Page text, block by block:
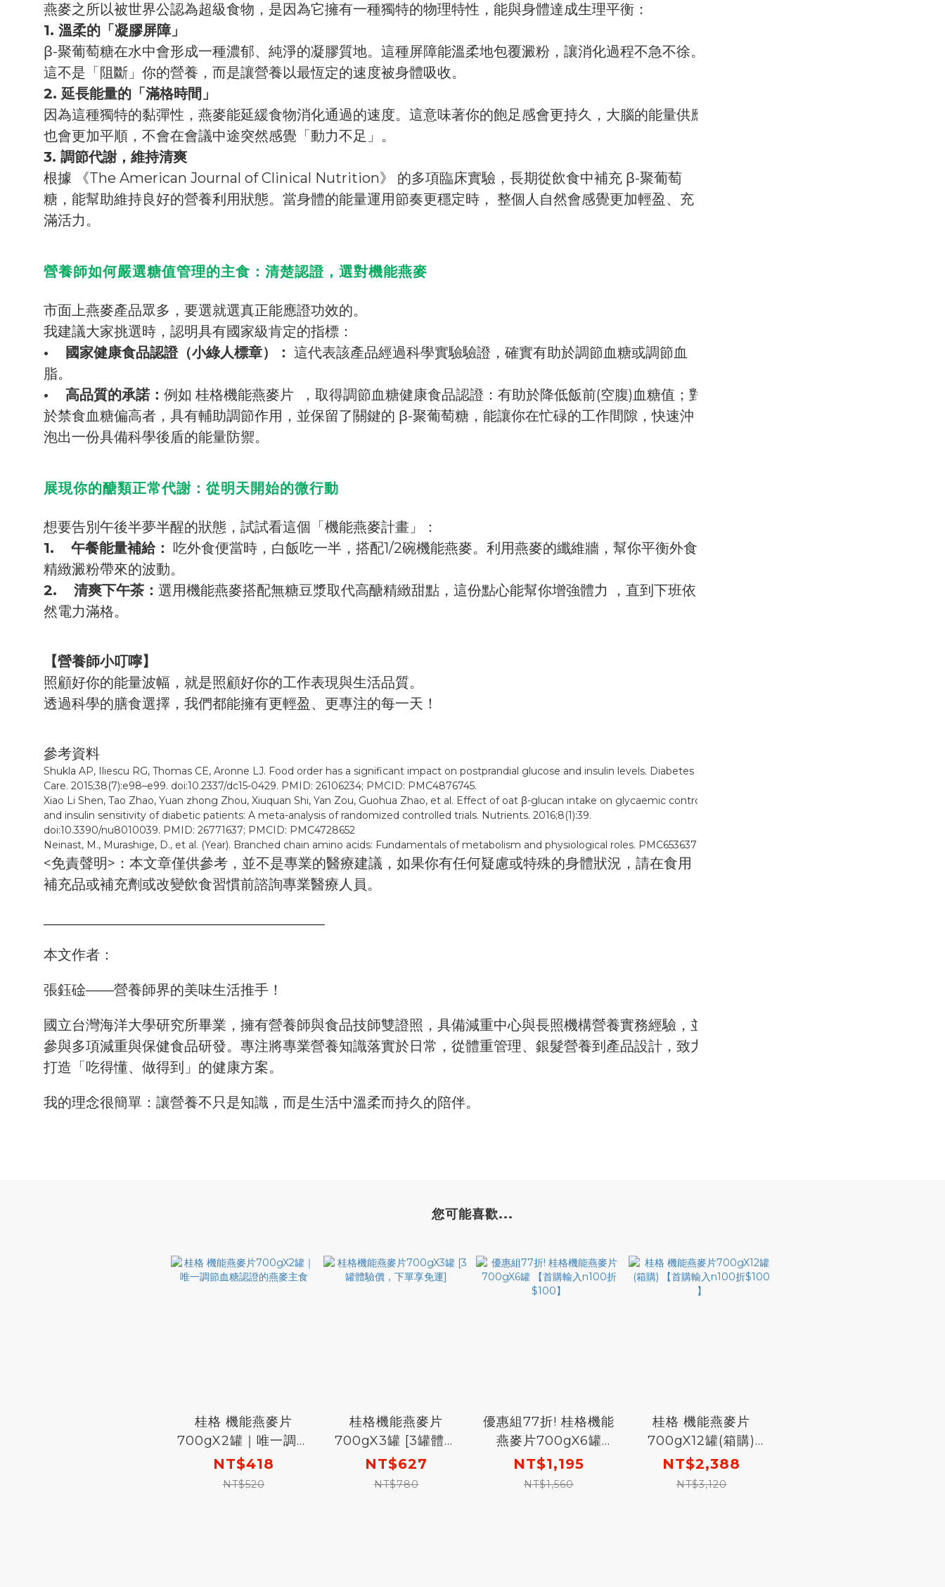
燕麥之所以被世界公認為超級食物，是因為它擁有一種獨特的物理特性，能與身體達成生理平衡：
1. 溫柔的「凝膠屏障」
β-聚葡萄糖在水中會形成一種濃郁、純淨的凝膠質地。這種屏障能溫柔地包覆澱粉，讓消化過程不急不徐。
這不是「阻斷」你的營養，而是讓營養以最恆定的速度被身體吸收。
2. 延長能量的「滿格時間」
因為這種獨特的黏彈性，燕麥能延緩食物消化通過的速度。這意味著你的飽足感會更持久，大腦的能量供應
也會更加平順，不會在會議中途突然感覺「動力不足」。
3. 調節代謝，維持清爽
根據 《The American Journal of Clinical Nutrition》 的多項臨床實驗，長期從飲食中補充 β-聚葡萄
糖，能幫助維持良好的營養利用狀態。當身體的能量運用節奏更穩定時， 整個人自然會感覺更加輕盈、充
滿活力。
營養師如何嚴選糖值管理的主食：清楚認證，選對機能燕麥
市面上燕麥產品眾多，要選就選真正能應證功效的。
我建議大家挑選時，認明具有國家級肯定的指標：
• 國家健康食品認證（小綠人標章）： 這代表該產品經過科學實驗驗證，確實有助於調節血糖或調節血
脂。
• 高品質的承諾： 例如 桂格機能燕麥片 ，取得調節血糖健康食品認證：有助於降低飯前(空腹)血糖值；對
於禁食血糖偏高者，具有輔助調節作用，並保留了關鍵的 β-聚葡萄糖，能讓你在忙碌的工作間隙，快速沖
泡出一份具備科學後盾的能量防禦。
展現你的醣類正常代謝：從明天開始的微行動
想要告別午後半夢半醒的狀態，試試看這個「機能燕麥計畫」：
1. 午餐能量補給： 吃外食便當時，白飯吃一半，搭配1/2碗機能燕麥。利用燕麥的纖維牆，幫你平衡外食
精緻澱粉帶來的波動。
2. 清爽下午茶： 選用機能燕麥搭配無糖豆漿取代高醣精緻甜點，這份點心能幫你增強體力 ，直到下班依
然電力滿格。
【營養師小叮嚀】
照顧好你的能量波幅，就是照顧好你的工作表現與生活品質。
透過科學的膳食選擇，我們都能擁有更輕盈、更專注的每一天！
參考資料
Shukla AP, Iliescu RG, Thomas CE, Aronne LJ. Food order has a significant impact on postprandial glucose and insulin levels. Diabetes
Care. 2015;38(7):e98–e99. doi:10.2337/dc15-0429. PMID: 26106234; PMCID: PMC4876745.
Xiao Li Shen, Tao Zhao, Yuan zhong Zhou, Xiuquan Shi, Yan Zou, Guohua Zhao, et al. Effect of oat β-glucan intake on glycaemic control
and insulin sensitivity of diabetic patients: A meta-analysis of randomized controlled trials. Nutrients. 2016;8(1):39.
doi:10.3390/nu8010039. PMID: 26771637; PMCID: PMC4728652
Neinast, M., Murashige, D., et al. (Year). Branched chain amino acids: Fundamentals of metabolism and physiological roles. PMC6536377.
<免責聲明>：本文章僅供參考，並不是專業的醫療建議，如果你有任何疑慮或特殊的身體狀況，請在食用
補充品或補充劑或改變飲食習慣前諮詢專業醫療人員。
本文作者：
張鈺碒——營養師界的美味生活推手！
國立台灣海洋大學研究所畢業，擁有營養師與食品技師雙證照，具備減重中心與長照機構營養實務經驗，並
參與多項減重與保健食品研發。專注將專業營養知識落實於日常，從體重管理、銀髮營養到產品設計，致力
打造「吃得懂、做得到」的健康方案。
我的理念很簡單：讓營養不只是知識，而是生活中溫柔而持久的陪伴。
您可能喜歡...
桂格 機能燕麥片
700gX2罐｜唯一調節
血糖認證的燕麥主食
NT$418
NT$520
桂格機能燕麥片
700gX3罐 [3罐體驗
價，下單享免運]
NT$627
NT$780
優惠組77折! 桂格機能
燕麥片700gX6罐
【首購輸入n100折
$100】
NT$1,195
NT$1,560
桂格 機能燕麥片
700gX12罐(箱購)
【首購輸入n100折
$100 】
NT$2,388
NT$3,120